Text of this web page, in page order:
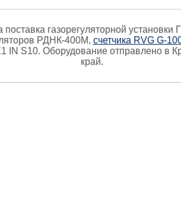
поставка газорегуляторной установки
РДНК-400М, счетчика RVG G-
IN S10. Оборудование отправлено в
край.